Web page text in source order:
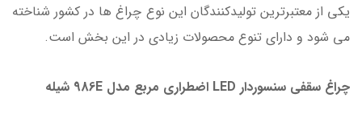
یکی از معتبرترین تولیدکنندگان این نوع چراغ ها در کشور شناخته
می شود و دارای تنوع محصولات زیادی در این بخش است.
چراغ سقفی سنسوردار LED اضطراری مربع مدل 986E شیله